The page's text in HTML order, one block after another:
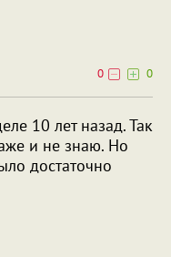
0
0
10 лет назад. Так
и не знаю. Но
достаточно